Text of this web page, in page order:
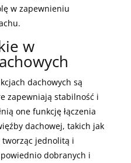
w zapewnieniu
w
dachowych są
zapewniają stabilność i
one funkcję łączenia
dachowej, takich jak
tworząc jednolitą i
dobranych i